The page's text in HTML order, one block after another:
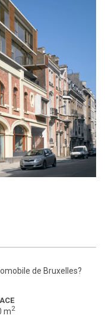
de Bruxelles?
m2